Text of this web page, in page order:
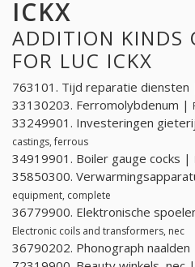
ICKX
ADDITION KINDS
FOR LUC ICKX
763101. Tijd reparatie diensten
33130203. Ferromolybdenum |
33249901. Investeringen
castings, ferrous
34919901. Boiler gauge cocks |
35850300.
equipment, complete
36779900. Elektronische
Electronic coils and transformers, nec
36790202. Phonograph naalden